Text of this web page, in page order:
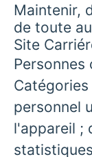
Maintenir,
de toute
Site
Personnes
personnel
l'appareil ;